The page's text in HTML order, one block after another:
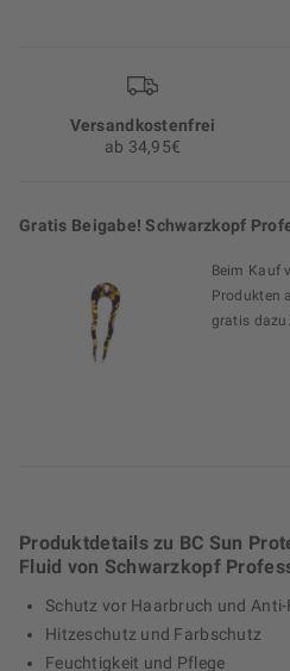
Versand­kosten­frei
ab 34,95€
Gratis Beigabe! Schwarzkopf
Beim Kauf
Produkten
gratis
Produktdetails zu BC Sun
Fluid von Schwarzkopf
Schutz vor Haarbruch und
Hitzeschutz und Farbschutz
Feuchtigkeit und Pflege